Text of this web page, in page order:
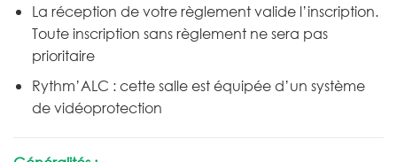
La réception de votre règlement valide l’inscription.
Toute inscription sans règlement ne sera pas
prioritaire
Rythm’ALC : cette salle est équipée d’un système
de vidéoprotection